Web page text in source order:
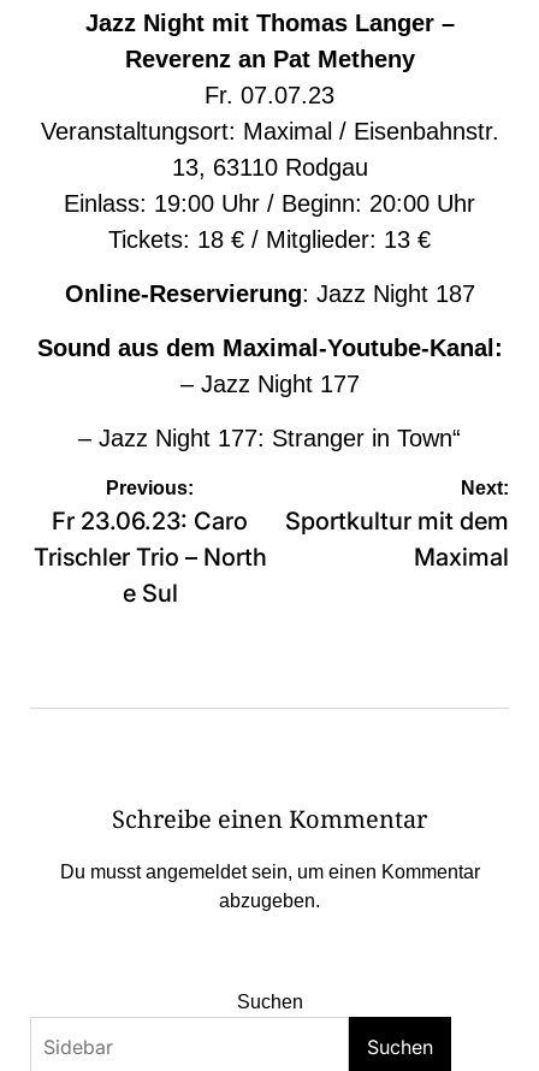
Jazz Night mit Thomas Langer –
Reverenz an Pat Metheny
Fr. 07.07.23
Veranstaltungsort: Maximal / Eisenbahnstr.
13, 63110 Rodgau
Einlass: 19:00 Uhr / Beginn: 20:00 Uhr
Tickets: 18 € / Mitglieder: 13 €
Online-Reservierung: Jazz Night 187
Sound aus dem Maximal-Youtube-Kanal:
– Jazz Night 177
– Jazz Night 177: Stranger in Town“
Beitragsnavigation
Previous:
Fr 23.06.23: Caro
Trischler Trio – North
e Sul
Next:
Sportkultur mit dem
Maximal
Schreibe einen Kommentar
Du musstangemeldetsein, um einen Kommentar
abzugeben.
Suchen
Suchen